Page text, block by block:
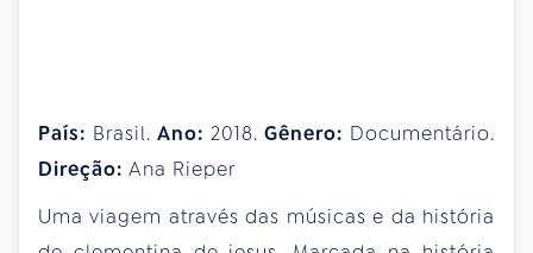
País: Brasil.Ano: 2018.Gênero: Documentário.
Direção: Ana Rieper
Uma viagem através das músicas e da história